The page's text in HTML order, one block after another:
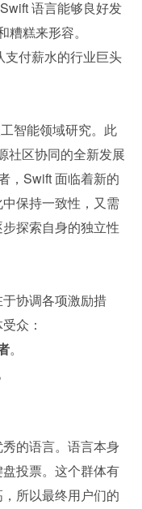
语言能够良好发
糕来形容。
支付薪水的行业巨头
智能领域研究。此
社区协同的全新发展
，Swift 面临着新的
保持一致性，又需
探索自身的独立性
协调各项激励措
众：
。
的语言。语言本身
投票。这个群体有
所以最终用户们的